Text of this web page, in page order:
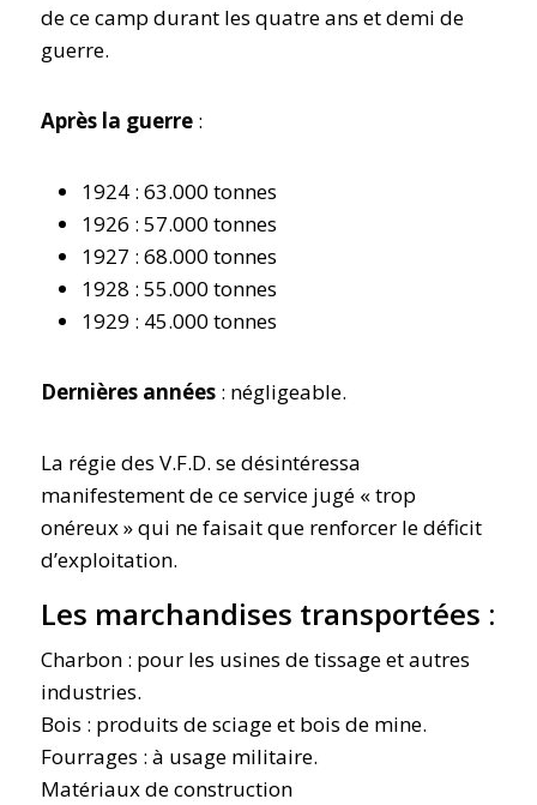
de ce camp durant les quatre ans et demi de
guerre.
Après la guerre :
1924 : 63.000 tonnes
1926 : 57.000 tonnes
1927 : 68.000 tonnes
1928 : 55.000 tonnes
1929 : 45.000 tonnes
Dernières années : négligeable.
La régie des V.F.D. se désintéressa
manifestement de ce service jugé « trop
onéreux » qui ne faisait que renforcer le déficit
d’exploitation.
Les marchandises transportées :
Charbon : pour les usines de tissage et autres
industries.
Bois : produits de sciage et bois de mine.
Fourrages : à usage militaire.
Matériaux de construction